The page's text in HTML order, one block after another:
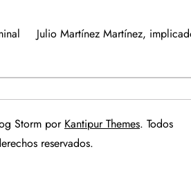
Julio Martínez Martínez,
Storm por Kantipur Themes. Todos
reservados.